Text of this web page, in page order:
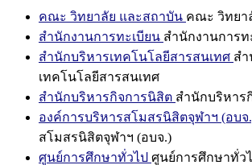
คณะ วิทยาลัย และสถาบัน คณะ วิทยา
สำนักงานการทะเบียน สำนักงานการท
สำนักบริหารเทคโนโลยีสารสนเทศ สำ
เทคโนโลยีสารสนเทศ
สำนักบริหารกิจการนิสิต สำนักบริหาร
องค์การบริหารสโมสรนิสิตจุฬาฯ (อบจ
สโมสรนิสิตจุฬาฯ (อบจ.)
ศูนย์การศึกษาทั่วไป ศูนย์การศึกษาทั่ว